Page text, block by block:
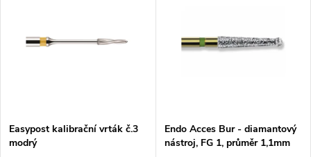
Easypost kalibrační vrták č.3
modrý
Endo Acces Bur - diamantový
nástroj, FG 1, průměr 1,1mm